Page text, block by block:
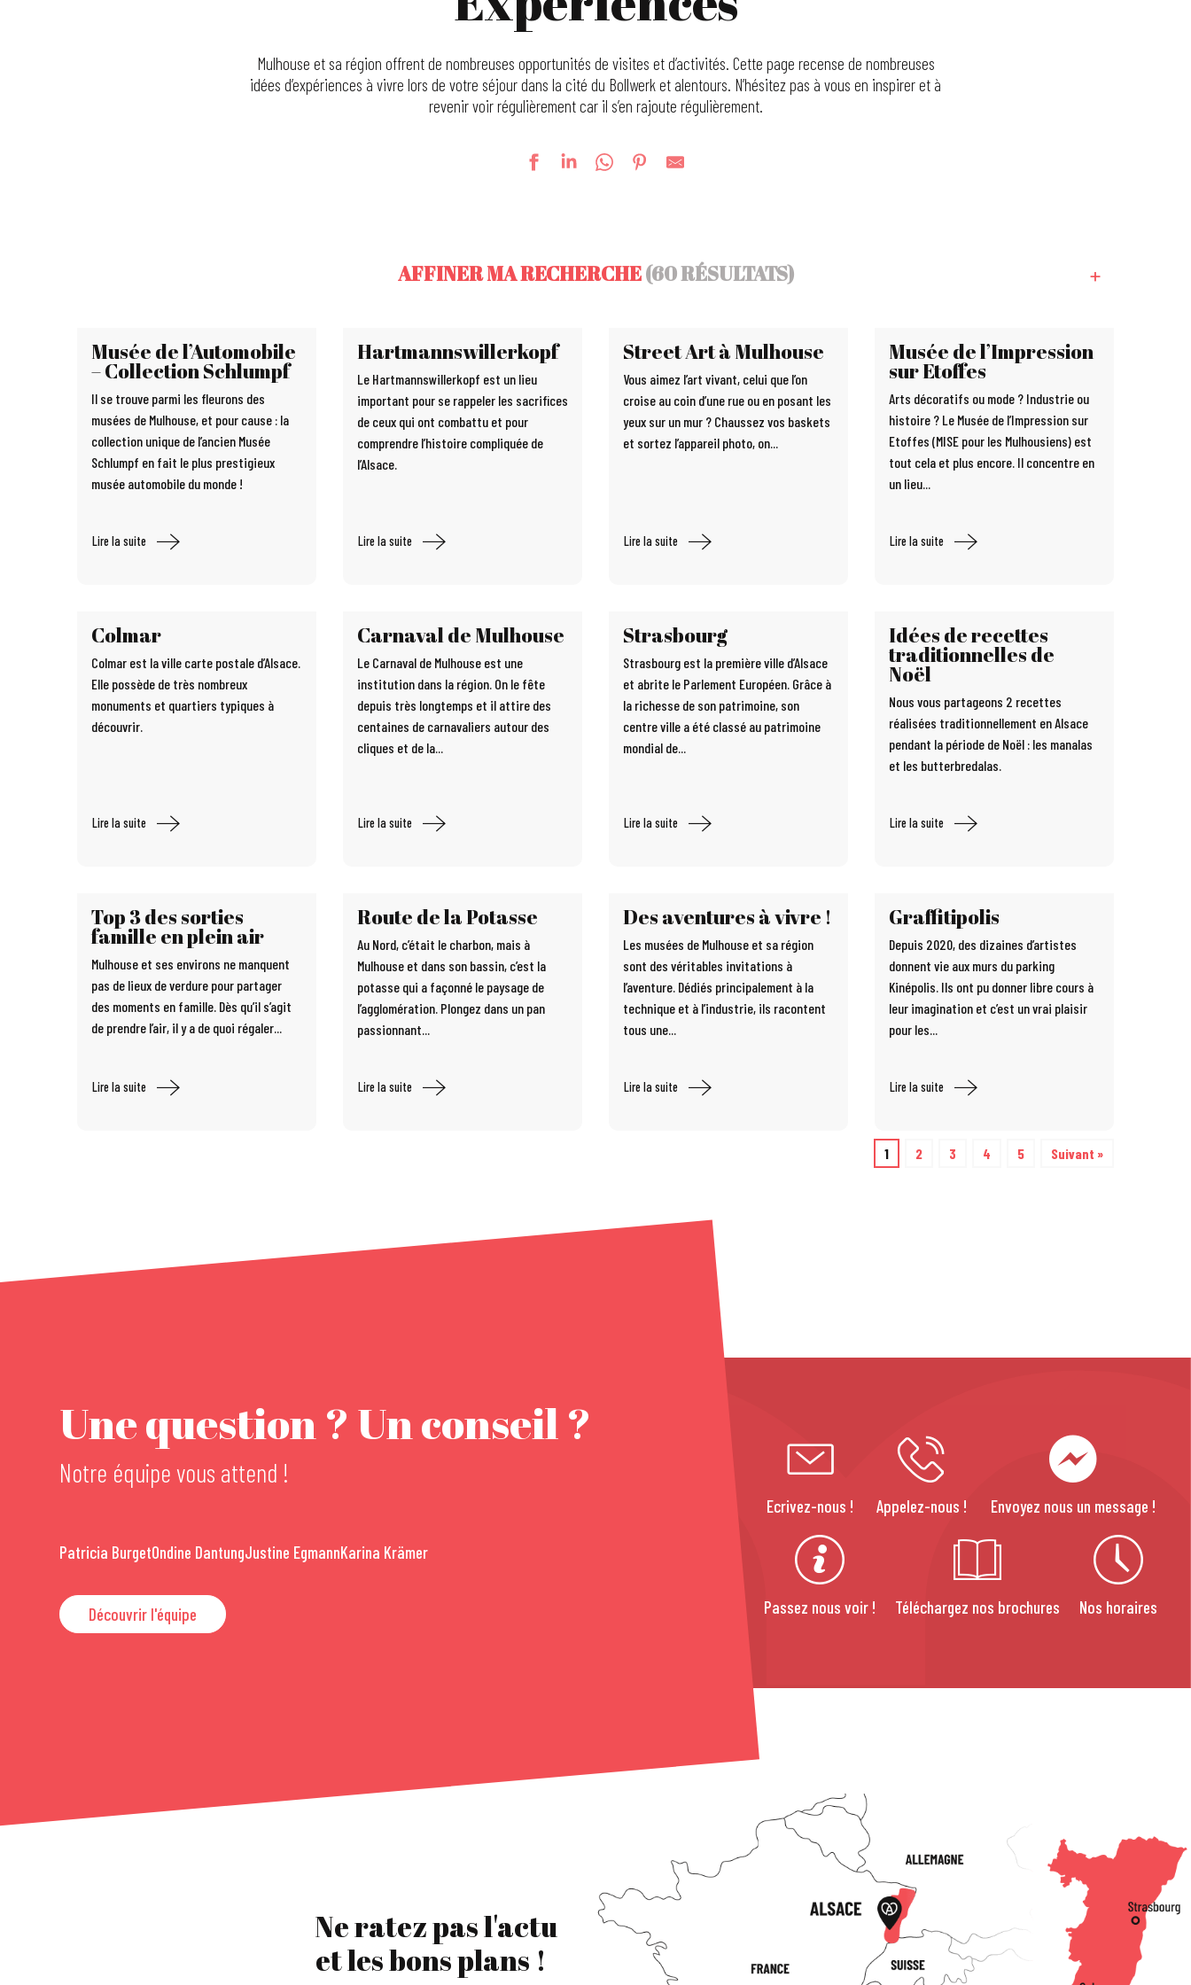
Mulhouse et sa région offrent de nombreuses opportunités de visites et d’activités. Cette page recense de nombreuses
idées d’expériences à vivre lors de votre séjour dans la cité du Bollwerk et alentours. N’hésitez pas à vous en inspirer et à
revenir voir régulièrement car il s’en rajoute régulièrement.
AFFINER MA RECHERCHE(60 RÉSULTATS)
Musée de l’Automobile
– Collection Schlumpf
Il se trouve parmi les fleurons des
musées de Mulhouse, et pour cause : la
collection unique de l’ancien Musée
Schlumpf en fait le plus prestigieux
musée automobile du monde !
Lire la suite
Hartmannswillerkopf
Le Hartmannswillerkopf est un lieu
important pour se rappeler les sacrifices
de ceux qui ont combattu et pour
comprendre l’histoire compliquée de
l’Alsace.
Lire la suite
Street Art à Mulhouse
Vous aimez l’art vivant, celui que l’on
croise au coin d’une rue ou en posant les
yeux sur un mur ? Chaussez vos baskets
et sortez l’appareil photo, on...
Lire la suite
Musée de l’Impression
sur Etoffes
Arts décoratifs ou mode ? Industrie ou
histoire ? Le Musée de l’Impression sur
Etoffes (MISE pour les Mulhousiens) est
tout cela et plus encore. Il concentre en
un lieu...
Lire la suite
Colmar
Colmar est la ville carte postale d’Alsace.
Elle possède de très nombreux
monuments et quartiers typiques à
découvrir.
Lire la suite
Carnaval de Mulhouse
Le Carnaval de Mulhouse est une
institution dans la région. On le fête
depuis très longtemps et il attire des
centaines de carnavaliers autour des
cliques et de la...
Lire la suite
Strasbourg
Strasbourg est la première ville d’Alsace
et abrite le Parlement Européen. Grâce à
la richesse de son patrimoine, son
centre ville a été classé au patrimoine
mondial de...
Lire la suite
Idées de recettes
traditionnelles de
Noël
Nous vous partageons 2 recettes
réalisées traditionnellement en Alsace
pendant la période de Noël : les manalas
et les butterbredalas.
Lire la suite
Top 3 des sorties
famille en plein air
Mulhouse et ses environs ne manquent
pas de lieux de verdure pour partager
des moments en famille. Dès qu’il s’agit
de prendre l’air, il y a de quoi régaler...
Lire la suite
Route de la Potasse
Au Nord, c’était le charbon, mais à
Mulhouse et dans son bassin, c’est la
potasse qui a façonné le paysage de
l’agglomération. Plongez dans un pan
passionnant...
Lire la suite
Des aventures à vivre !
Les musées de Mulhouse et sa région
sont des véritables invitations à
l’aventure. Dédiés principalement à la
technique et à l’industrie, ils racontent
tous une...
Lire la suite
Graffitipolis
Depuis 2020, des dizaines d’artistes
donnent vie aux murs du parking
Kinépolis. Ils ont pu donner libre cours à
leur imagination et c’est un vrai plaisir
pour les...
Lire la suite
1 2 3 4 5 Suivant »
Une question ? Un conseil ?
Notre équipe vous attend !
Patricia BurgetOndine DantungJustine EgmannKarina Krämer
Découvrir l'équipe
Ecrivez-nous ! Appelez-nous ! Envoyez nous un message !
Passez nous voir ! Téléchargez nos brochures Nos horaires
Ne ratez pas l'actu
et les bons plans !